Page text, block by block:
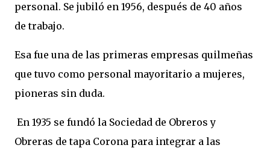
personal. Se jubiló en 1956, después de 40 años
de trabajo.
Esa fue una de las primeras empresas quilmeñas
que tuvo como personal mayoritario a mujeres,
pioneras sin duda.
En 1935 se fundó la Sociedad de Obreros y
Obreras de tapa Corona para integrar a las